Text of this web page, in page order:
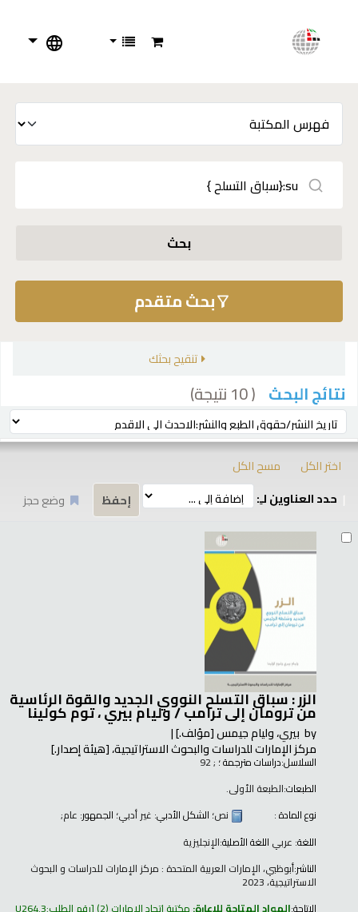
بحث
بحث متقدم
تنقيح بحثك
نتائج البحث ( 10 نتيجة)
ترتيب بواسطة:
اختر الكل
مسح الكل
حدد العناوين لـِ:
وضع حجز
الزر : سباق التسلح النووي الجديد والقوة الرئاسية
من ترومان إلى ترامب /وليام بيري ، توم كولينا
by بيري، وليام جيمس[مؤلف.]
مركز الإمارات للدراسات والبحوث الاستراتيجية،[هيئة إصدار.]
السلاسل:دراسات مترجمة ؛ ; 92
الطبعات:الطبعة الأولى.
نوع المادة :
نص؛ الشكل الأدبي: غير أدبي؛ الجمهور: عام;
اللغة: عربي اللغة الأصلية:الإنجليزية
الناشر:أبوظبي، الإمارات العربية المتحدة : مركز الإمارات للدراسات و البحوث
الاستراتيجية، 2023